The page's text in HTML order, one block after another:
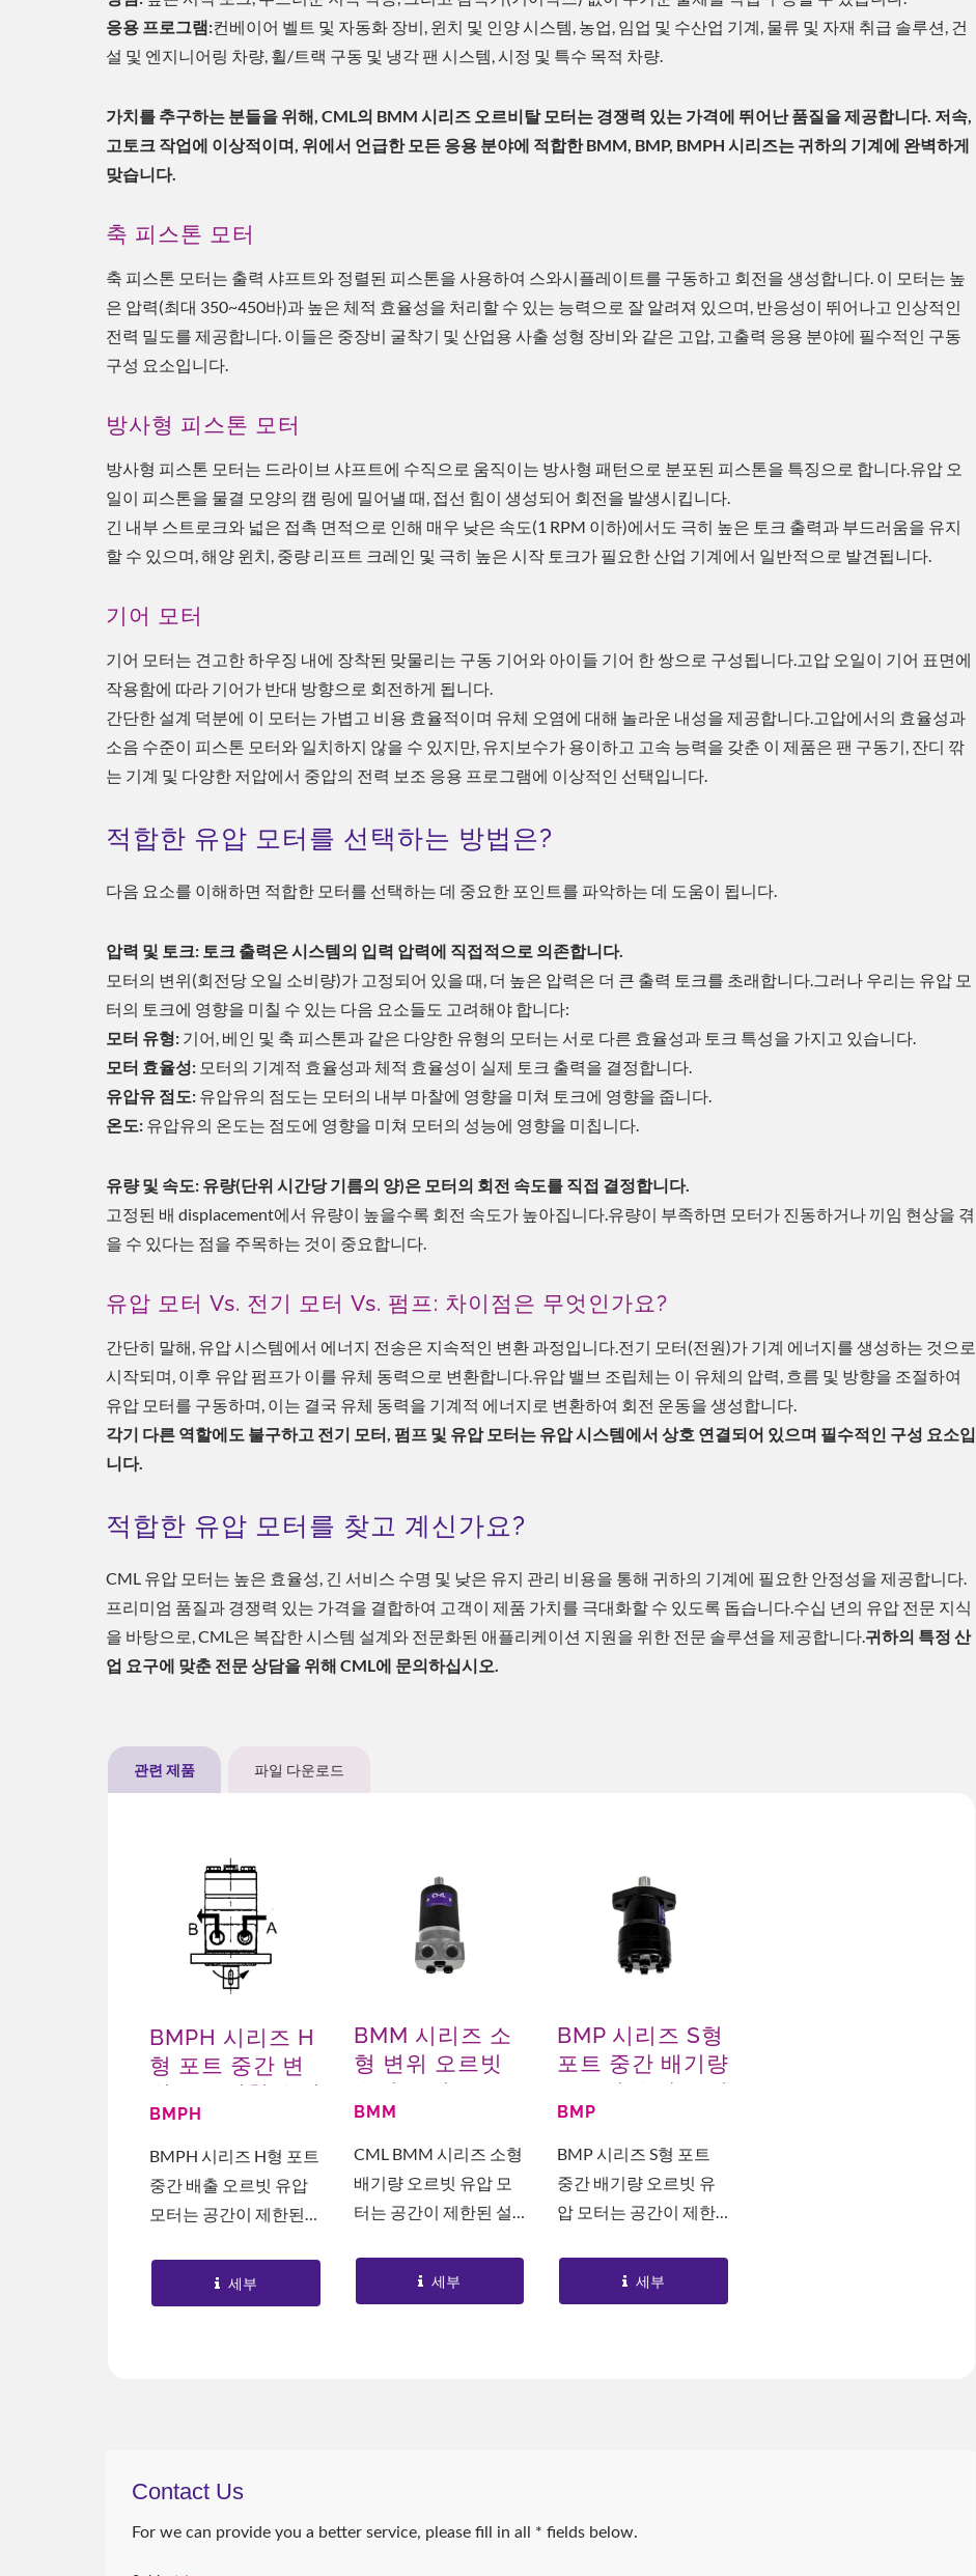
응용 프로그램:컨베이어 벨트 및 자동화 장비, 윈치 및 인양 시스템, 농업, 임업 및 수산업 기계, 물류 및 자재 취급 솔루션, 건
설 및 엔지니어링 차량, 휠/트랙 구동 및 냉각 팬 시스템, 시정 및 특수 목적 차량.
가치를 추구하는 분들을 위해, CML의 BMM 시리즈 오르비탈 모터는 경쟁력 있는 가격에 뛰어난 품질을 제공합니다. 저속,
고토크 작업에 이상적이며, 위에서 언급한 모든 응용 분야에 적합한 BMM, BMP, BMPH 시리즈는 귀하의 기계에 완벽하게
맞습니다.
축 피스톤 모터
축 피스톤 모터는 출력 샤프트와 정렬된 피스톤을 사용하여 스와시플레이트를 구동하고 회전을 생성합니다. 이 모터는 높
은 압력(최대 350~450바)과 높은 체적 효율성을 처리할 수 있는 능력으로 잘 알려져 있으며, 반응성이 뛰어나고 인상적인
전력 밀도를 제공합니다. 이들은 중장비 굴착기 및 산업용 사출 성형 장비와 같은 고압, 고출력 응용 분야에 필수적인 구동
구성 요소입니다.
방사형 피스톤 모터
방사형 피스톤 모터는 드라이브 샤프트에 수직으로 움직이는 방사형 패턴으로 분포된 피스톤을 특징으로 합니다.유압 오
일이 피스톤을 물결 모양의 캠 링에 밀어낼 때, 접선 힘이 생성되어 회전을 발생시킵니다.
긴 내부 스트로크와 넓은 접촉 면적으로 인해 매우 낮은 속도(1 RPM 이하)에서도 극히 높은 토크 출력과 부드러움을 유지
할 수 있으며, 해양 윈치, 중량 리프트 크레인 및 극히 높은 시작 토크가 필요한 산업 기계에서 일반적으로 발견됩니다.
기어 모터
기어 모터는 견고한 하우징 내에 장착된 맞물리는 구동 기어와 아이들 기어 한 쌍으로 구성됩니다.고압 오일이 기어 표면에
작용함에 따라 기어가 반대 방향으로 회전하게 됩니다.
간단한 설계 덕분에 이 모터는 가볍고 비용 효율적이며 유체 오염에 대해 놀라운 내성을 제공합니다.고압에서의 효율성과
소음 수준이 피스톤 모터와 일치하지 않을 수 있지만, 유지보수가 용이하고 고속 능력을 갖춘 이 제품은 팬 구동기, 잔디 깎
는 기계 및 다양한 저압에서 중압의 전력 보조 응용 프로그램에 이상적인 선택입니다.
적합한 유압 모터를 선택하는 방법은?
다음 요소를 이해하면 적합한 모터를 선택하는 데 중요한 포인트를 파악하는 데 도움이 됩니다.
압력 및 토크: 토크 출력은 시스템의 입력 압력에 직접적으로 의존합니다.
모터의 변위(회전당 오일 소비량)가 고정되어 있을 때, 더 높은 압력은 더 큰 출력 토크를 초래합니다.그러나 우리는 유압 모
터의 토크에 영향을 미칠 수 있는 다음 요소들도 고려해야 합니다:
모터 유형: 기어, 베인 및 축 피스톤과 같은 다양한 유형의 모터는 서로 다른 효율성과 토크 특성을 가지고 있습니다.
모터 효율성: 모터의 기계적 효율성과 체적 효율성이 실제 토크 출력을 결정합니다.
유압유 점도: 유압유의 점도는 모터의 내부 마찰에 영향을 미쳐 토크에 영향을 줍니다.
온도: 유압유의 온도는 점도에 영향을 미쳐 모터의 성능에 영향을 미칩니다.
유량 및 속도: 유량(단위 시간당 기름의 양)은 모터의 회전 속도를 직접 결정합니다.
고정된 배 displacement에서 유량이 높을수록 회전 속도가 높아집니다.유량이 부족하면 모터가 진동하거나 끼임 현상을 겪
을 수 있다는 점을 주목하는 것이 중요합니다.
유압 모터 Vs. 전기 모터 Vs. 펌프: 차이점은 무엇인가요?
간단히 말해, 유압 시스템에서 에너지 전송은 지속적인 변환 과정입니다.전기 모터(전원)가 기계 에너지를 생성하는 것으로
시작되며, 이후 유압 펌프가 이를 유체 동력으로 변환합니다.유압 밸브 조립체는 이 유체의 압력, 흐름 및 방향을 조절하여
유압 모터를 구동하며, 이는 결국 유체 동력을 기계적 에너지로 변환하여 회전 운동을 생성합니다.
각기 다른 역할에도 불구하고 전기 모터, 펌프 및 유압 모터는 유압 시스템에서 상호 연결되어 있으며 필수적인 구성 요소입
니다.
적합한 유압 모터를 찾고 계신가요?
CML 유압 모터는 높은 효율성, 긴 서비스 수명 및 낮은 유지 관리 비용을 통해 귀하의 기계에 필요한 안정성을 제공합니다.
프리미엄 품질과 경쟁력 있는 가격을 결합하여 고객이 제품 가치를 극대화할 수 있도록 돕습니다.수십 년의 유압 전문 지식
을 바탕으로, CML은 복잡한 시스템 설계와 전문화된 애플리케이션 지원을 위한 전문 솔루션을 제공합니다.귀하의 특정 산
업 요구에 맞춘 전문 상담을 위해 CML에 문의하십시오.
관련 제품 파일 다운로드
BMPH 시리즈 H
형 포트 중간 변
위 오르빗형 유압
모터
BMPH
BMPH 시리즈 H형 포트
중간 배출 오르빗 유압
모터는 공간이 제한된
터입니다. 4/5 치형 디자
세부
BMM 시리즈 소
형 변위 오르빗
유압 모터
BMM
CML BMM 시리즈 소형
배기량 오르빗 유압 모
터는 공간이 제한된 설
니다. 4/5 치형 디자인의
세부
BMP 시리즈 S형
포트 중간 배기량
오르빗 유압 모터
BMP
BMP 시리즈 S형 포트
중간 배기량 오르빗 유
압 모터는 공간이 제한
터입니다. 4/5 치형 디자
세부
ESG 냉각 솔루션 에너지 절약 솔루션